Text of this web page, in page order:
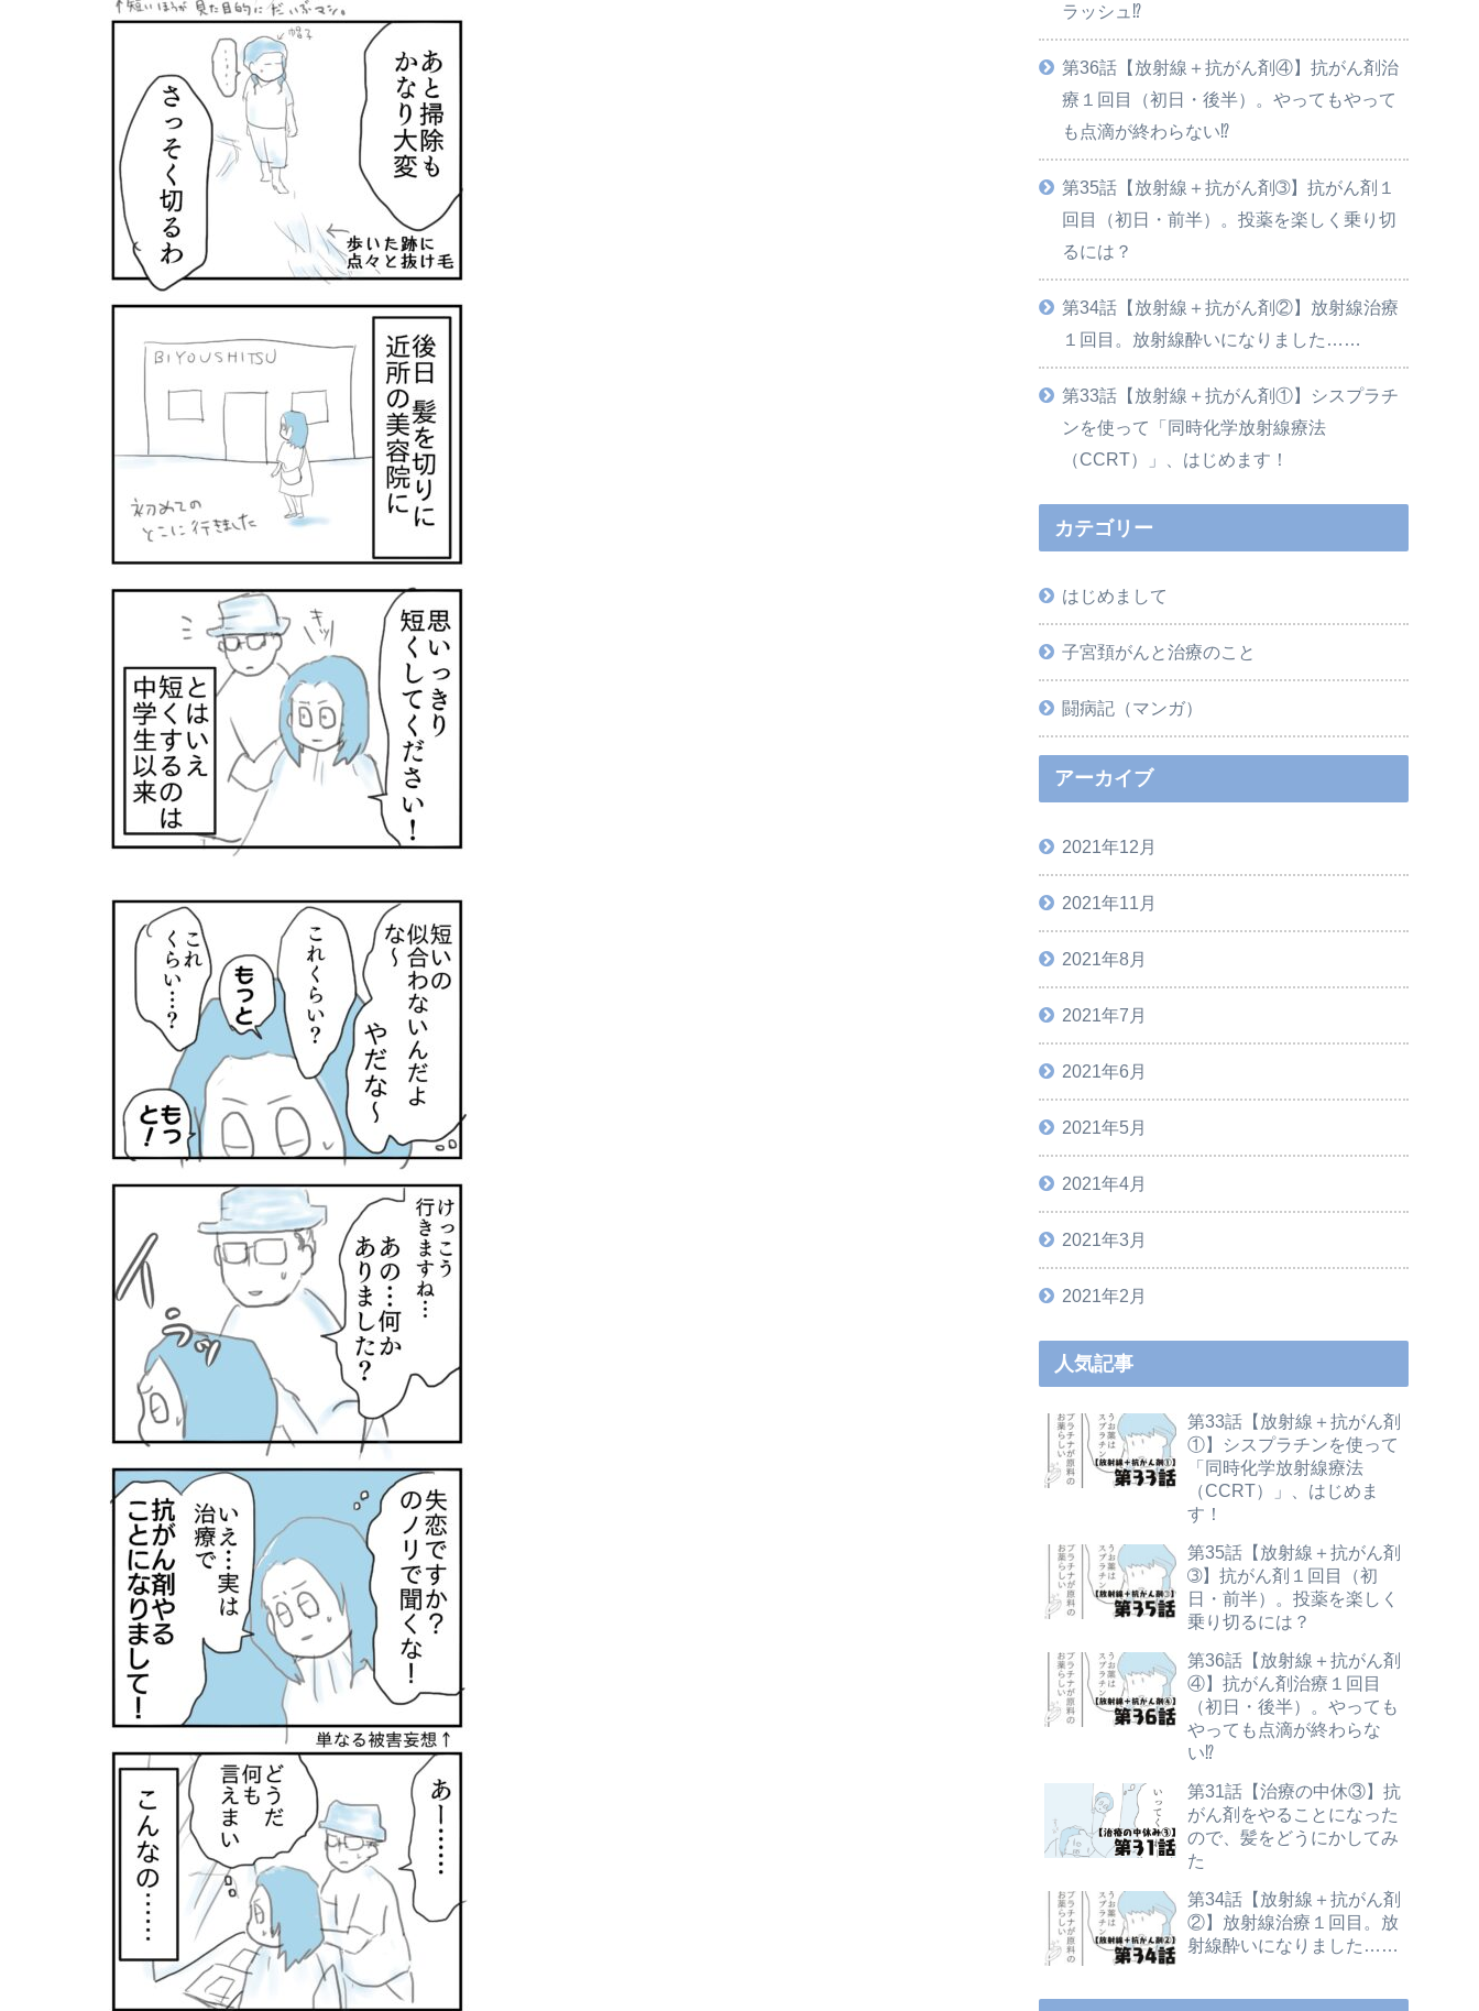
ラッシュ⁉
第36話【放射線＋抗がん剤④】抗がん剤治
療１回目（初日・後半）。やってもやって
も点滴が終わらない⁉
第35話【放射線＋抗がん剤➂】抗がん剤１
回目（初日・前半）。投薬を楽しく乗り切
るには？
第34話【放射線＋抗がん剤②】放射線治療
１回目。放射線酔いになりました……
第33話【放射線＋抗がん剤①】シスプラチ
ンを使って「同時化学放射線療法
（CCRT）」、はじめます！
カテゴリー
はじめまして
子宮頚がんと治療のこと
闘病記（マンガ）
アーカイブ
2021年12月
2021年11月
2021年8月
2021年7月
2021年6月
2021年5月
2021年4月
2021年3月
2021年2月
人気記事
第33話【放射線＋抗がん剤
①】シスプラチンを使って
「同時化学放射線療法
（CCRT）」、はじめま
す！
第35話【放射線＋抗がん剤
➂】抗がん剤１回目（初
日・前半）。投薬を楽しく
乗り切るには？
第36話【放射線＋抗がん剤
④】抗がん剤治療１回目
（初日・後半）。やっても
やっても点滴が終わらな
い⁉
第31話【治療の中休③】抗
がん剤をやることになった
ので、髪をどうにかしてみ
た
第34話【放射線＋抗がん剤
②】放射線治療１回目。放
射線酔いになりました……